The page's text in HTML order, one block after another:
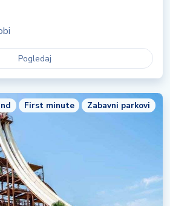
Pogledaj
First minute Zabavni parkovi